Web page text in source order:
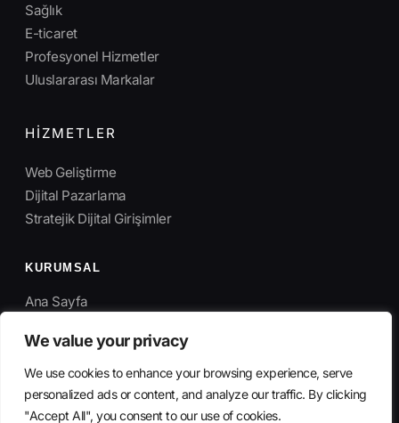
We value your privacy
We use cookies to enhance your browsing experience, serve
personalized ads or content, and analyze our traffic. By clicking
"Accept All", you consent to our use of cookies.
Sağlık
E-ticaret
Profesyonel Hizmetler
Uluslararası Markalar
HIZMETLER
Web Geliştirme
Dijital Pazarlama
Stratejik Dijital Girişimler
KURUMSAL
Ana Sayfa
İletişim